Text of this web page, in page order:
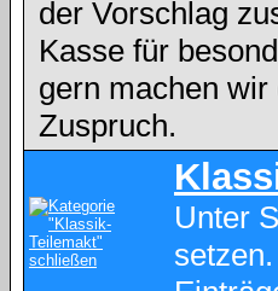
der Vorschlag
Kasse für
gern machen
Zuspruch.
Unter